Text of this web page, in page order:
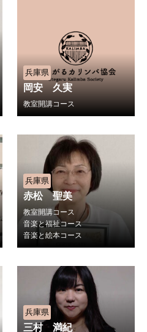
兵庫県
岡安 久実
教室開講コース
兵庫県
赤松 聖美
教室開講コース
音楽と福祉コース
音楽と絵本コース
兵庫県
三村 満紀